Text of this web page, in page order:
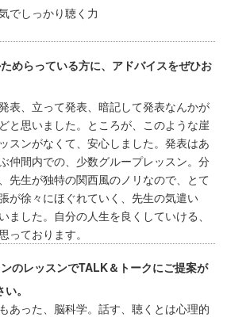
でしっかり聴く力
めらっている方に、アドバイスをぜひお
表、立って発表、暗記して発表なんかが
と思いました。ところが、このような崖
スンがなくて、安心しました。発表はあ
仲間内での、少数グループレッスン。分
先生が独特の関西風のノリなので、とて
が徐々にほぐれていく、先生の気遣い
ました。自分の人生を良くしていける、
っております。
のレッスンでTALK＆トークにご提案が
。
あった、脳科学。話す、聴くとは心理的